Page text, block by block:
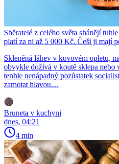
Sběratelé z celého světa shánějí
platí za ni až 5 000 Kč. Češi ji mají
Skleněná láhev v kovovém opletu,
obvykle dožívá v koutě sklepa nebo
tenhle nenápadný pozůstatek
zamotat hlavou....
Bruneta v kuchyni
dnes, 04:21
4 min